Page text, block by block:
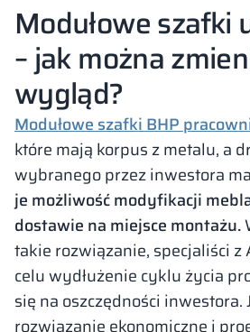
Modułowe szafki
– jak można
wygląd?
Modułowe szafki BHP
które mają korpus z metalu, a
wybranego przez inwestora
je możliwość modyfikacji
dostawie na miejsce montażu.
takie rozwiązanie, specjaliści z
celu wydłużenie cyklu życia
się na oszczędności inwestora.
rozwiązanie ekonomiczne i